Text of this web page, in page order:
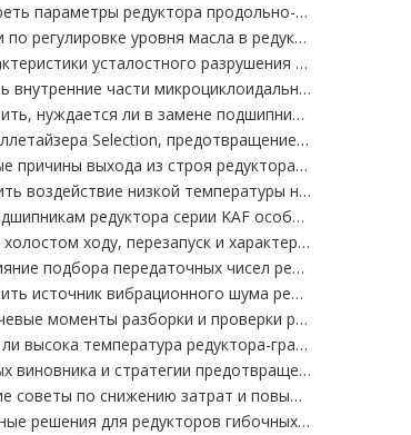
Как посмотреть параметры редуктора продольно-резательной машины? Интерпретация передаточного отношения, крутящего момента и мощности с отсчетом от нуля
Каковы шаги по регулировке уровня масла в редукторе DCY?
Каковы характеристики усталостного разрушения шлицевого вала редуктора ZSY?
Как заменить внутренние части микроциклоидального редуктора WB
Как определить, нуждается ли в замене подшипник рычага микроциклоидного редуктора WB?
Редуктор паллетайзера Selection, предотвращение ямы: Какое оборудование для паллетирования подходит для RV/планетарного/циклоидального редуктора?
Три основные причины выхода из строя редуктора паллетайзера из-за перегрузки
Как уменьшить воздействие низкой температуры на редуктор серии SAF
Нужна ли подшипникам редуктора серии KAF особая защита в условиях низких температур?
Хранение на холостом ходу, перезапуск и характеристики технического обслуживания редуктора калибровочной машины
Скрытое влияние подбора передаточных чисел редуктора калибровочной машины на качество пряжи
Как определить источник вибрационного шума редуктора ZL
Каковы ключевые моменты разборки и проверки редуктора с мягкими зубьями ZL35?
Не слишком ли высока температура редуктора-гранулятора и недостаточна мощность?
Три основных виновника и стратегии предотвращения поломки главного вала и редуктора гранулятора
Практические советы по снижению затрат и повышению эффективности редукторов гибочных станков
Адаптационные решения для редукторов гибочных станков в различных отраслях промышленности для точного соответствия условиям труда.